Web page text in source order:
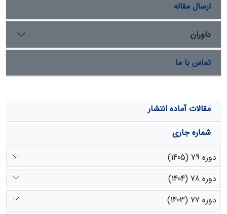
ارسال مقاله
داوران
تماس با ما
مقالات آماده انتشار
شماره جاری
دوره 79 (1405)
دوره 78 (1404)
دوره 77 (1403)